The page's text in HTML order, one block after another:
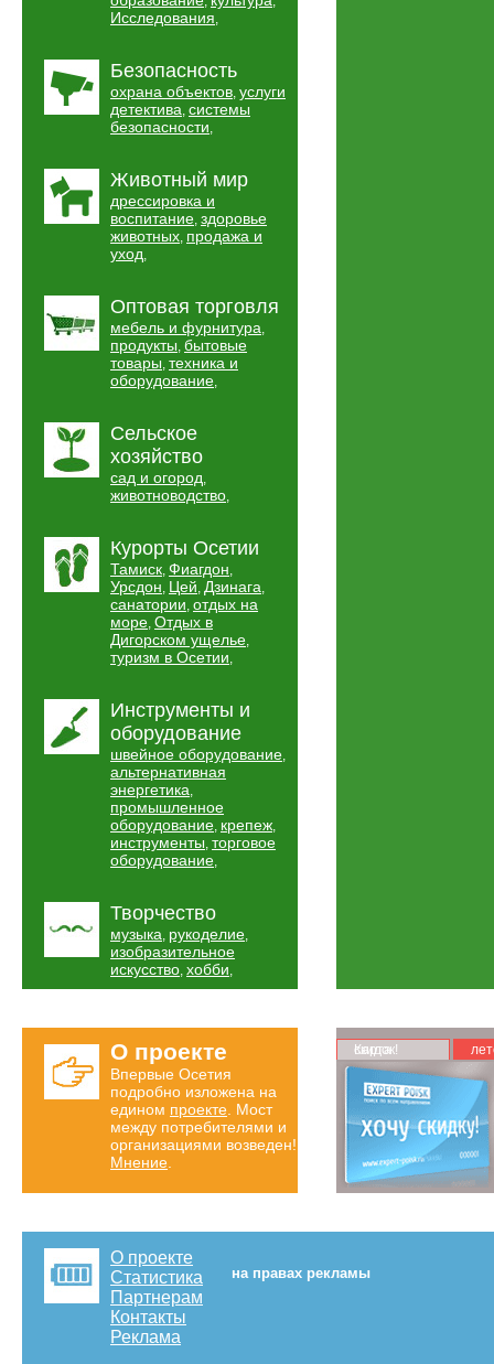
Исследования,
Безопасность
охрана объектов, услуги
детектива, системы
безопасности,
Животный мир
дрессировка и
воспитание, здоровье
животных, продажа и
уход,
Оптовая торговля
мебель и фурнитура,
продукты, бытовые
товары, техника и
оборудование,
Сельское
хозяйство
сад и огород,
животноводство,
Курорты Осетии
Тамиск, Фиагдон,
Урсдон, Цей, Дзинага,
санатории, отдых на
море, Отдых в
Дигорском ущелье,
туризм в Осетии,
Инструменты и
оборудование
швейное оборудование,
альтернативная
энергетика,
промышленное
оборудование, крепеж,
инструменты, торговое
оборудование,
Творчество
музыка, рукоделие,
изобразительное
искусство, хобби,
О проекте
Впервые Осетия
подробно изложена на
едином проекте . Мост
между потребителями и
организациями возведен!
Мнение
Карта скидок!
О проекте
Статистика
Партнерам
Контакты
Реклама
на правах рекламы